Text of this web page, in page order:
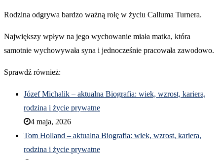
Rodzina odgrywa bardzo ważną rolę w życiu Calluma Turnera.
Największy wpływ na jego wychowanie miała matka, która
samotnie wychowywała syna i jednocześnie pracowała zawodowo.
Sprawdź również:
Józef Michalik – aktualna Biografia: wiek, wzrost, kariera,
rodzina i życie prywatne
4 maja, 2026
Tom Holland – aktualna Biografia: wiek, wzrost, kariera,
rodzina i życie prywatne